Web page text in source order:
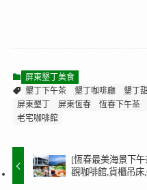
屏東墾丁美食
墾丁下午茶
墾丁咖啡廳 墾丁
屏東墾丁
屏東恆春 恆春下午茶
老宅咖啡館
[恆春最美海景下
觀咖啡館,貨櫃吊